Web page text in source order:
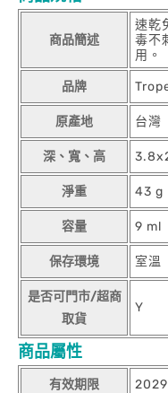
商品簡述
速乾
毒不
用。
品牌
原產地 台灣
深、寬、高
淨重 43 g
容量 9 ml
保存環境 室溫
是否可門市/超商
取貨
Y
商品屬性
有效期限 2029